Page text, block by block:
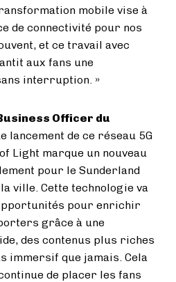
mobile vise à
de connectivité pour nos
et ce travail avec
aux fans une
interruption. »
Officer du
lancement de ce réseau 5G
Light marque un nouveau
pour le Sunderland
ville. Cette technologie va
pour enrichir
grâce à une
des contenus plus riches
immersif que jamais. Cela
de placer les fans